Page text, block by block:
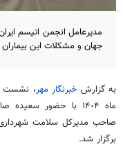
مدیرعامل انجمن اتیسم
جهان و مشکلات این بیماران
به گزارش خبرنگار مهر، نشست
ماه ١۴٠۴ با حضور سعیده صالح غفاری مدیرعامل انجمن
صاحب مدیرکل سلامت شهرداری
برگزار شد.